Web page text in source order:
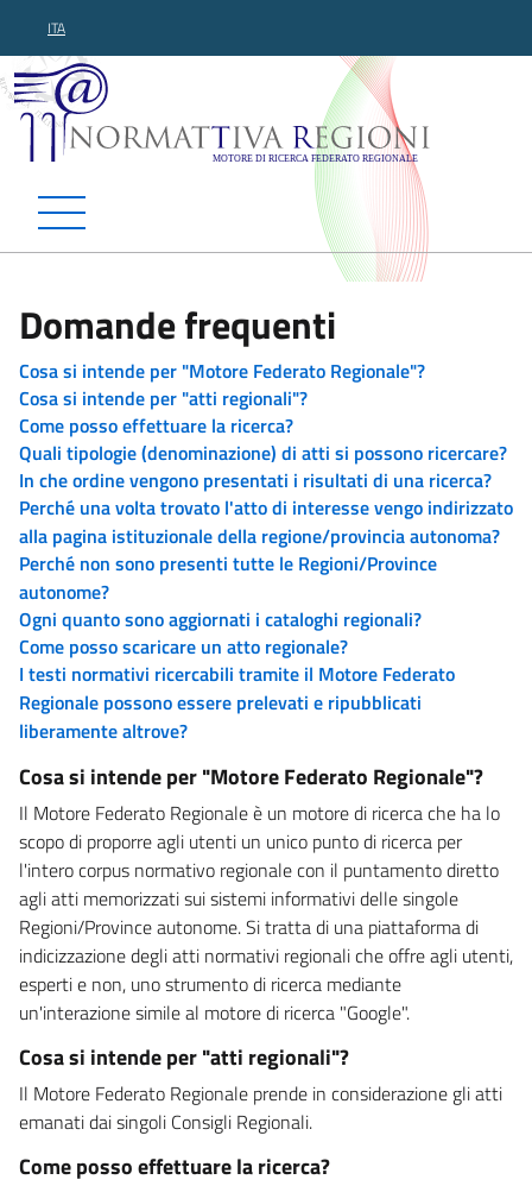
ITA
Normattiva Regioni -
Domande frequenti
Cosa si intende per "Motore Federato Regionale"?
Cosa si intende per "atti regionali"?
Come posso effettuare la ricerca?
Quali tipologie (denominazione) di atti si possono ricercare?
In che ordine vengono presentati i risultati di una ricerca?
Perché una volta trovato l'atto di interesse vengo indirizzato
alla pagina istituzionale della regione/provincia autonoma?
Perché non sono presenti tutte le Regioni/Province
autonome?
Ogni quanto sono aggiornati i cataloghi regionali?
Come posso scaricare un atto regionale?
I testi normativi ricercabili tramite il Motore Federato
Regionale possono essere prelevati e ripubblicati
liberamente altrove?
Cosa si intende per "Motore Federato Regionale"?
Il Motore Federato Regionale è un motore di ricerca che ha lo
scopo di proporre agli utenti un unico punto di ricerca per
l'intero corpus normativo regionale con il puntamento diretto
agli atti memorizzati sui sistemi informativi delle singole
Regioni/Province autonome. Si tratta di una piattaforma di
indicizzazione degli atti normativi regionali che offre agli utenti,
esperti e non, uno strumento di ricerca mediante
un'interazione simile al motore di ricerca "Google".
Cosa si intende per "atti regionali"?
Il Motore Federato Regionale prende in considerazione gli atti
emanati dai singoli Consigli Regionali.
Come posso effettuare la ricerca?